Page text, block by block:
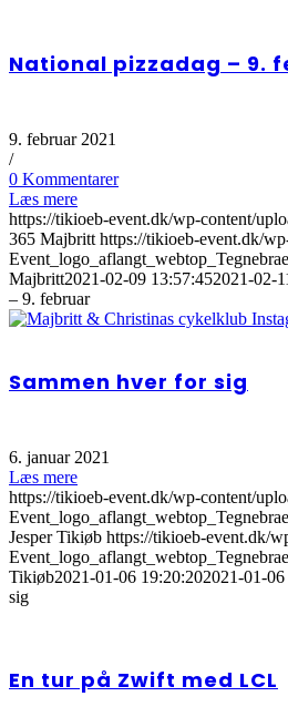
National pizzadag – 9.
9. februar 2021
/
0 Kommentarer
Læs mere
https://tikioeb-event.dk/wp-content/
365 Majbritt https://tikioeb-event.dk/
Majbritt2021-02-09 13:57:452021-02-
– 9. februar
Sammen hver for sig
6. januar 2021
Læs mere
https://tikioeb-event.dk/wp-content/
Jesper Tikiøb https://tikioeb-event.dk/
Tikiøb2021-01-06 19:20:202021-01-
sig
En tur på Zwift med LCL